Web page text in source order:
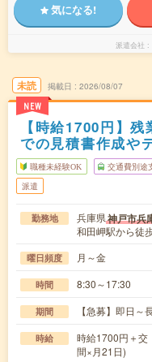
気になる!
派遣会社
未読
NEW
掲載日 2026/08/07
【時給1700円】
での見積書作成や
職種未経験OK 交通費別途
派遣
勤務地 兵庫県神戸市兵
和田岬駅から徒
曜日頻度 月～金
時間 8:30～17:30
期間 【急募】即日～
時給
時給1700円＋交
間×月21日)